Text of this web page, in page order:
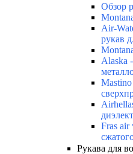
Обзор
Air-
рукав
Alaska
Fras
Рукава для